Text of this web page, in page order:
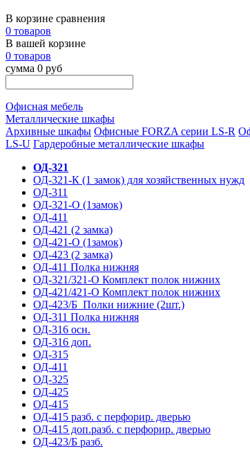
В корзине сравнения
0 товаров
В вашей корзине
0 товаров
сумма 0 руб
Офисная мебель
Металлические шкафы
Архивные шкафы Офисные FORZA серии LS-R
LS-U Гардеробные металлические шкафы
ОД-321
ОД-321-К (1 замок) для хозяйственных нужд
ОД-311
ОД-321-О (1замок)
ОД-411
ОД-421 (2 замка)
ОД-421-О (1замок)
ОД-423 (2 замка)
ОД-411 Полка нижняя
ОД-321/321-О Комплект полок нижних
ОД-421/421-О Комплект полок нижних
ОД-423/Б_Полки нижние (2шт.)
ОД-311 Полка нижняя
ОД-316 осн.
ОД-316 доп.
ОД-315
ОД-411
ОД-325
ОД-425
ОД-415
ОД-415 разб. с перфорир. дверью
ОД-415 доп.разб. с перфорир. дверью
ОД-423/Б разб.